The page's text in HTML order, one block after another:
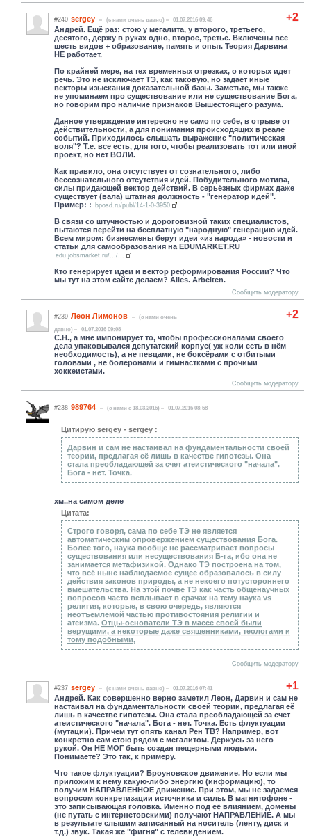
+2
#240 sergey (c нами очень давно) 01.07.2016 09:46
Андрей. Ещё раз: стою у мегалита, у второго, третьего,
десятого, держу в руках одно, второе, третье. Включены все
шесть видов + образование, память и опыт. Теория Дарвина
НЕ работает.
По крайней мере, на тех временных отрезках, о которых идет
речь. Это не исключает ТЭ, как таковую, но задает иные
векторы изыскания доказательной базы. Заметьте, мы также
не упоминаем про существование или не существование Бога,
но говорим про наличие признаков Вышестоящего разума.
Данное утверждение интересно не само по себе, в отрыве от
действительности, а для понимания происходящих в реале
событий. Приходилось слышать выражение "политическая
воля"? Т.е. все есть, для того, чтобы реализовать тот или иной
проект, но нет ВОЛИ.
Как правило, она отсутствует от сознательного, либо
бессознательного отсутствия идей. Побудительного мотива,
силы придающей вектор действий. В серьёзных фирмах даже
существует (вала) штатная должность - "генератор идей".
Пример: :
bposd.ru/publ/14-1-0-3950
В связи со штучностью и дороговизной таких специалистов,
пытаются перейти на бесплатную "народную" генерацию идей.
Всем миром: бизнесмены берут идеи «из народа» - новости и
статьи для самообразования на EDUMARKET.RU
edu.jobsmarket.ru/.../...
Кто генерирует идеи и вектор реформирования России? Что
мы тут на этом сайте делаем? Аlles. Аrbeiten.
Сообщить модератору
+2
#239 Леон Лимонов
(c нами очень
давно)
01.07.2016 09:08
С.Н., а мне импонирует то, чтобы профессионалами своего
дела упаковывался депутатский корпус( уж коли есть в нём
необходимость), а не певцами, не боксёрами с отбитыми
головами , не болеронами и гимнастками с прочими
хоккеистами.
Сообщить модератору
#238 989764 (c нами с 18.03.2016) 01.07.2016 08:58
Цитирую sergey - sergey :
Дарвин и сам не настаивал на фундаментальности своей
теории, предлагая её лишь в качестве гипотезы. Она
стала преобладающей за счет атеистического "начала".
Бога - нет. Точка.
хм..на самом деле
Цитата:
Строго говоря, сама по себе ТЭ не является
автоматическим опровержением существования Бога.
Более того, наука вообще не рассматривает вопросы
существования или несуществования Б-га, ибо она не
занимается метафизикой. Однако ТЭ построена на том,
что всё ныне наблюдаемое сущее образовалось в силу
действия законов природы, а не некоего потустороннего
вмешательства. На этой почве ТЭ как часть общенаучных
вопросов часто всплывает в срачах на тему наука vs
религия, которые, в свою очередь, являются
неотъемлемой частью противостояния религии и
атеизма. Отцы-основатели ТЭ в массе своей были
верущими, а некоторые даже священниками, теологами и
тому подобными,
Сообщить модератору
+1
#237 sergey (c нами очень давно) 01.07.2016 07:41
Андрей. Как совершенно верно заметил Леон, Дарвин и сам не
настаивал на фундаментальности своей теории, предлагая её
лишь в качестве гипотезы. Она стала преобладающей за счет
атеистического "начала". Бога - нет. Точка. Есть флуктуации
(мутации). Причем тут опять канал Рен ТВ? Например, вот
конкретно сам стою рядом с мегалитом. Держусь за него
рукой. Он НЕ МОГ быть создан пещерными людьми.
Понимаете? Это так, к примеру.
Что такое флуктуации? Броуновское движение. Но если мы
приложим к нему какую-либо энергию (информацию), то
получим НАПРАВЛЕННОЕ движение. При этом, мы не задаемся
вопросом конкретизации источника и силы. В магнитофоне -
это записывающая головка. Именно под её влиянием, домены
(не путать с интернетовскими) получают НАПРАВЛЕНИЕ. А мы
в результате слышим записанный на носитель (ленту, диск и
т.д.) звук. Такая же "фигня" с телевидением.